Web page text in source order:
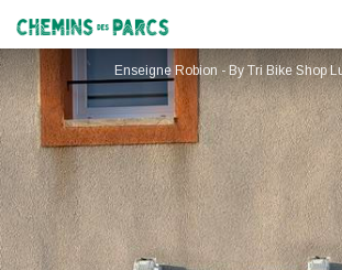
Chemins des Parcs
Enseigne Robion - By Tri Bike Shop